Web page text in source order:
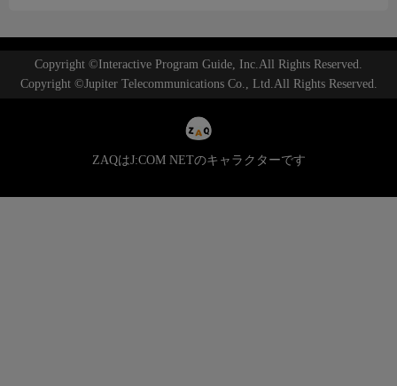
Copyright ©Interactive Program Guide, Inc.All Rights Reserved.
Copyright ©Jupiter Telecommunications Co., Ltd.All Rights Reserved.
ZAQはJ:COM NETのキャラクターです